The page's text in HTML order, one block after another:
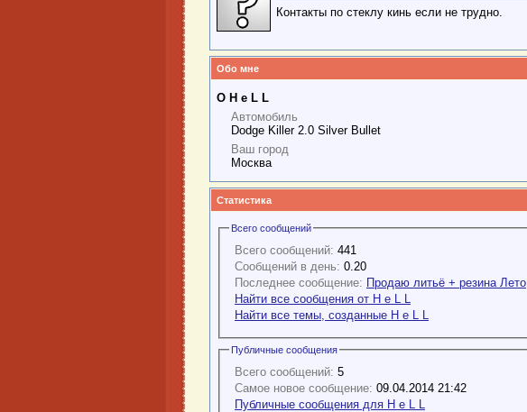
Контакты по стеклу кинь если не трудно.
Обо мне
О H e L L
Автомобиль
Dodge Killer 2.0 Silver Bullet
Ваш город
Москва
Статистика
Всего сообщений
Всего сообщений: 441
Сообщений в день: 0.20
Последнее сообщение: Продаю литьё + резина Лето
Найти все сообщения от H e L L
Найти все темы, созданные H e L L
Публичные сообщения
Всего сообщений: 5
Самое новое сообщение: 09.04.2014 21:42
Публичные сообщения для H e L L